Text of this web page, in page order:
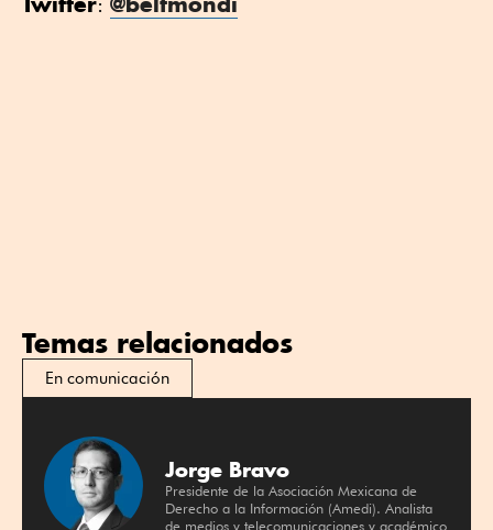
Temas relacionados
En comunicación
Jorge Bravo
Presidente de la Asociación Mexicana de
Derecho a la Información (Amedi). Analista
de medios y telecomunicaciones y académico